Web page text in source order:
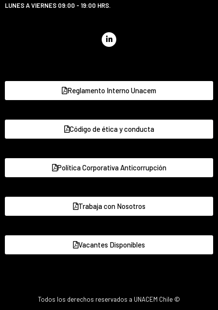
LUNES A VIERNES 09:00 - 19:00 HRS.
Reglamento Interno Unacem
Código de ética y conducta
Política Corporativa Anticorrupción
Trabaja con Nosotros
Vacantes Disponibles
Todos los derechos reservados a UNACEM Chile ©